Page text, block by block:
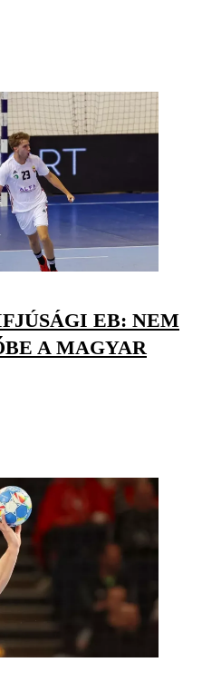
EB: NEM
A MAGYAR